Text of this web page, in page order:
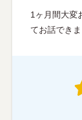
1ヶ月間大変
てお話できま